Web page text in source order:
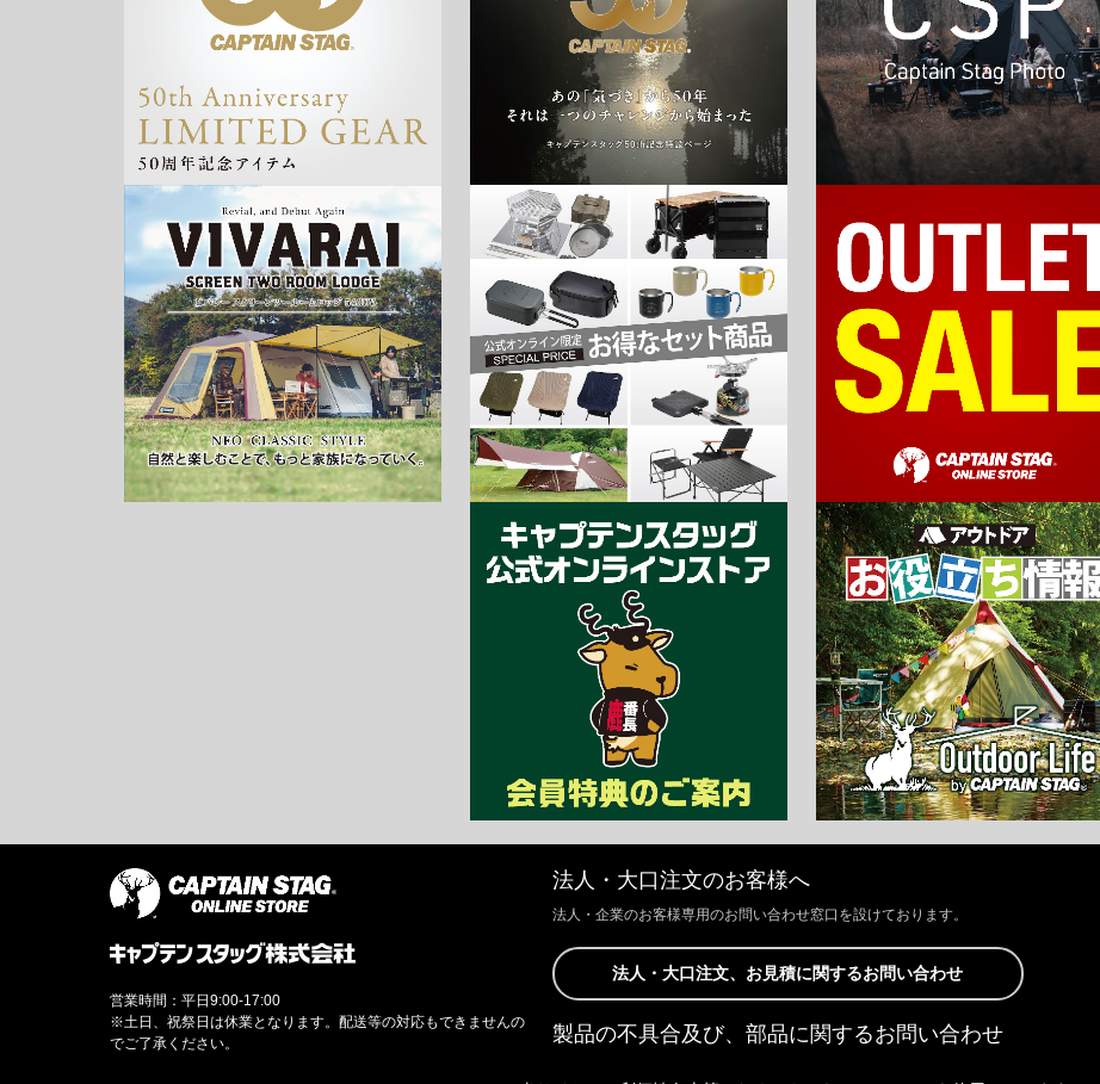
法人・大口注文のお客様へ
法人・企業のお客様専用のお問い合わせ窓口を設けております。
法人・大口注文、お見積に関するお問い合わせ
製品の不具合及び、部品に関するお問い合わせ
営業時間：平日9:00-17:00
※土日、祝祭日は休業となります。配送等の対応もできませんの
でご了承ください。